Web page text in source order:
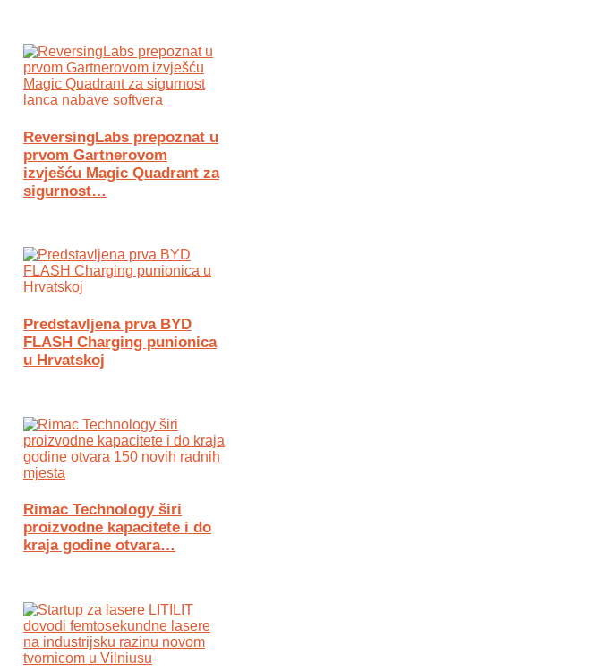
ReversingLabs prepoznat u
prvom Gartnerovom
izvješću Magic Quadrant za
sigurnost…
Predstavljena prva BYD
FLASH Charging punionica
u Hrvatskoj
Rimac Technology širi
proizvodne kapacitete i do
kraja godine otvara…